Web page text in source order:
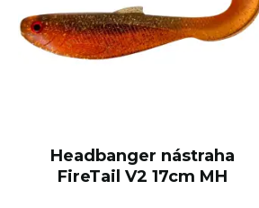
Headbanger nástraha
FireTail V2 17cm MH